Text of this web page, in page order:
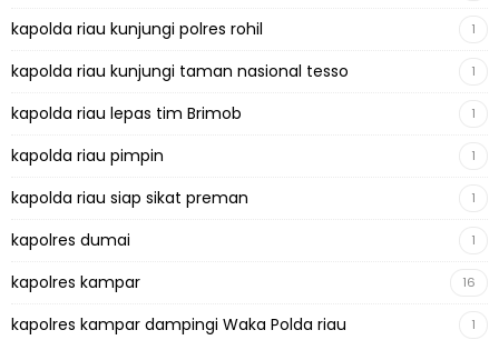
kapolda riau kunjungi polres rohil 1
kapolda riau kunjungi taman nasional tesso 1
kapolda riau lepas tim Brimob 1
kapolda riau pimpin 1
kapolda riau siap sikat preman 1
kapolres dumai 1
kapolres kampar 16
kapolres kampar dampingi Waka Polda riau 1